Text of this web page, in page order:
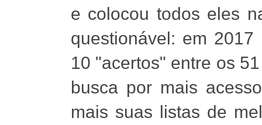
e colocou todos eles
questionável: em
10 "acertos" entre os
busca por mais
mais suas listas de